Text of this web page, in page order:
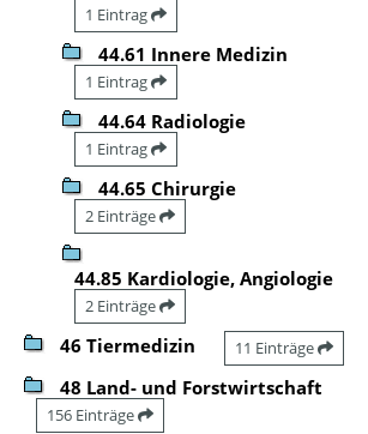
1 Eintrag
44.61 Innere Medizin
1 Eintrag
44.64 Radiologie
1 Eintrag
44.65 Chirurgie
2 Einträge
44.85 Kardiologie, Angiologie
2 Einträge
46 Tiermedizin 11 Einträge
48 Land- und Forstwirtschaft
156 Einträge